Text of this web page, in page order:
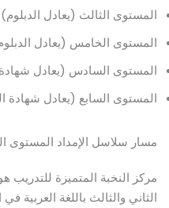
المستوى الثالث (يعادل الدبلوم).
المستوى الخامس (يعادل
المستوى السادس (يعادل
المستوى السابع (يعادل شهادة
مسار سلاسل الإمداد المستوى
مركز النخبة المتميزة للتدريب
الثاني والثالث باللغة العربية